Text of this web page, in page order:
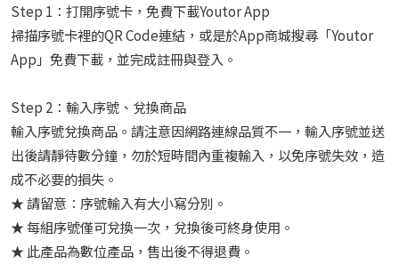
Step 1：打開序號卡，免費下載Youtor App
掃描序號卡裡的QR Code連結，或是於App商城搜尋「Youtor
App」免費下載，並完成註冊與登入。
Step 2：輸入序號、兌換商品
輸入序號兌換商品。請注意因網路連線品質不一，輸入序號並送
出後請靜待數分鐘，勿於短時間內重複輸入，以免序號失效，造
成不必要的損失。
★ 請留意：序號輸入有大小寫分別。
★ 每組序號僅可兌換一次，兌換後可終身使用。
★ 此產品為數位產品，售出後不得退費。